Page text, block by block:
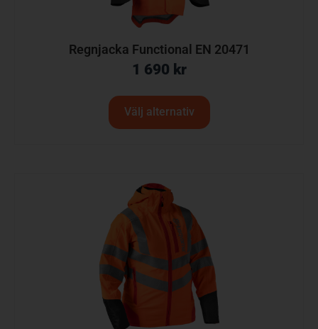
Regnjacka Functional EN 20471
1 690 kr
Välj alternativ